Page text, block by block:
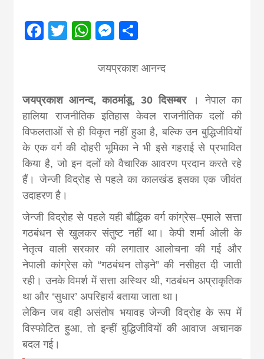
from
news,
khabar
Facebook
TwitterWhatsApp
Messenger
जयप्रकाश आनन्द
जयप्रकाश आनन्द, काठमांडू, 30 दिसम्बर। नेपाल का
हालिया राजनीतिक इतिहास केवल राजनीतिक दलों की
विफलताओं से ही विकृत नहीं हुआ है, बल्कि उन बुद्धिजीवियों
के एक वर्ग की दोहरी भूमिका ने भी इसे गहराई से प्रभावित
किया है, जो इन दलों को वैचारिक आवरण प्रदान करते रहे
हैं। जेन्जी विद्रोह से पहले का कालखंड इसका एक जीवंत
उदाहरण है।
जेन्जी विद्रोह से पहले यही बौद्धिक वर्ग कांग्रेस–एमाले सत्ता
गठबंधन से खुलकर संतुष्ट नहीं था। केपी शर्मा ओली के
नेतृत्व वाली सरकार की लगातार आलोचना की गई और
नेपाली कांग्रेस को “गठबंधन तोड़ने” की नसीहत दी जाती
रही। उनके विमर्श में सत्ता अस्थिर थी, गठबंधन अप्राकृतिक
था और ‘सुधार’ अपरिहार्य बताया जाता था।
लेकिन जब वही असंतोष भयावह जेन्जी विद्रोह के रूप में
विस्फोटित हुआ, तो इन्हीं बुद्धिजीवियों की आवाज अचानक
बदल गई।